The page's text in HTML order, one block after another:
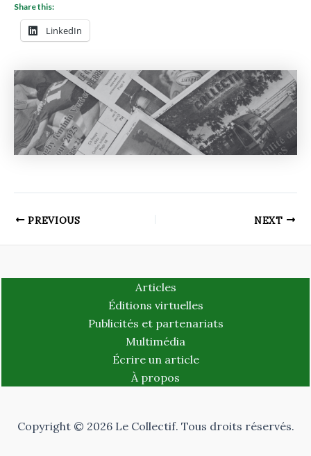
Share this:
LinkedIn
PREVIOUS NEXT
Articles
Éditions virtuelles
Publicités et partenariats
Multimédia
Écrire un article
À propos
Copyright © 2026 Le Collectif. Tous droits réservés.